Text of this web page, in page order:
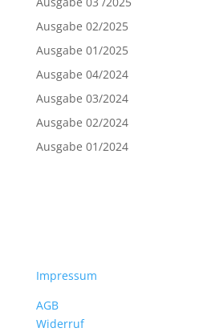
Ausgabe 02/2025
Ausgabe 01/2025
Ausgabe 04/2024
Ausgabe 03/2024
Ausgabe 02/2024
Ausgabe 01/2024
Impressum
AGB
Widerruf